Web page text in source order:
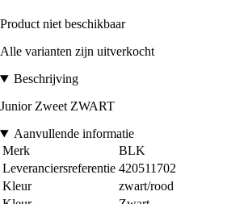
Product niet beschikbaar
Alle varianten zijn uitverkocht
Beschrijving
Junior Zweet ZWART
Aanvullende informatie
Merk
BLK
Leveranciersreferentie 420511702
Kleur
zwart/rood